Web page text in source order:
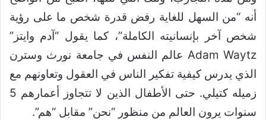
أنه “من السهل للغاية رفض قدرة شخص ما على رؤية
شخص آخر بإنسانيته الكاملة”، كما يقول “آدم وايتز”
Adam Waytz عالم النفس في جامعة نورث وسترن
الذي يدرس كيفية تفكير الناس في العقول وتعاونهم مع
زميله كتيلي. حتى الأطفال الذين لا تتجاوز أعمارهم 5
سنوات يرون العالم من منظور “نحن” مقابل “هم”.